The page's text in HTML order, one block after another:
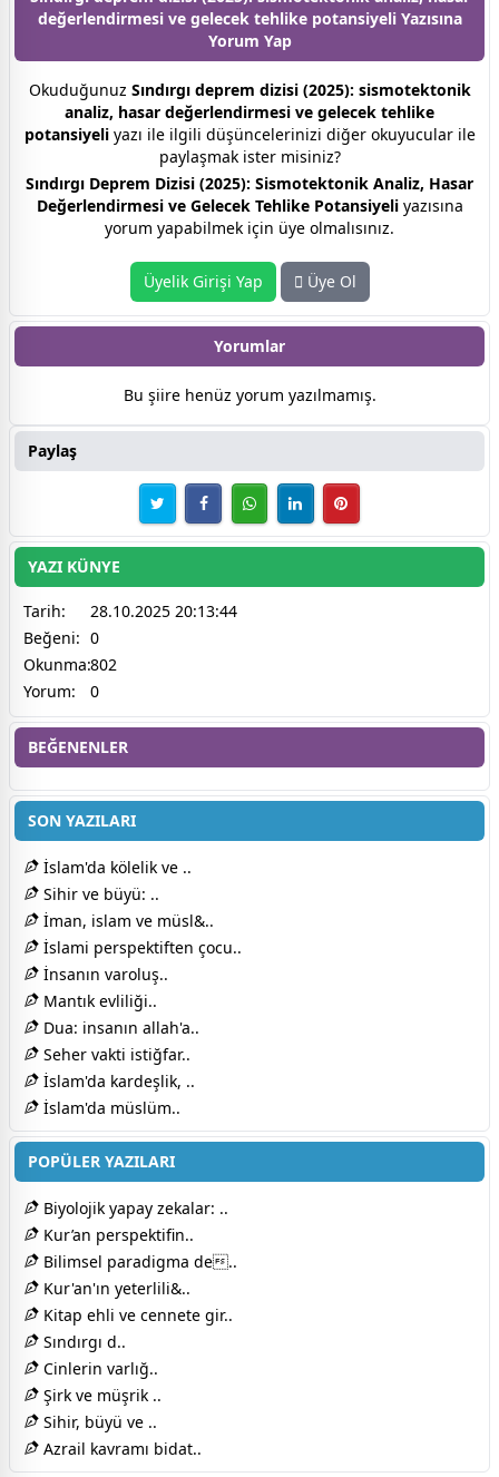
değerlendirmesi ve gelecek tehlike potansiyeli Yazısına
Yorum Yap
Okuduğunuz Sındırgı deprem dizisi (2025): sismotektonik
analiz, hasar değerlendirmesi ve gelecek tehlike
potansiyeliyazı ile ilgili düşüncelerinizi diğer okuyucular ile
paylaşmak ister misiniz?
Sındırgı Deprem Dizisi (2025): Sismotektonik Analiz, Hasar
Değerlendirmesi ve Gelecek Tehlike Potansiyeliyazısına
yorum yapabilmek için üye olmalısınız.
Üyelik Girişi Yap Üye Ol
Yorumlar
Bu şiire henüz yorum yazılmamış.
Paylaş
YAZI KÜNYE
Tarih:
28.10.2025 20:13:44
Beğeni: 0
Okunma:802
Yorum:
0
BEĞENENLER
SON YAZILARI
İslam'da kölelik ve ..
Sihir ve büyü: ..
İman, islam ve müsl&..
İslami perspektiften çocu..
İnsanın varoluş..
Mantık evliliği..
Dua: insanın allah'a..
Seher vakti istiğfar..
İslam'da kardeşlik, ..
İslam'da müslüm..
POPÜLER YAZILARI
Biyolojik yapay zekalar: ..
Kur’an perspektifin..
Bilimsel paradigma de..
Kur'an'ın yeterlili&..
Kitap ehli ve cennete gir..
Sındırgı d..
Cinlerin varlığ..
Şirk ve müşrik ..
Sihir, büyü ve ..
Azrail kavramı bidat..